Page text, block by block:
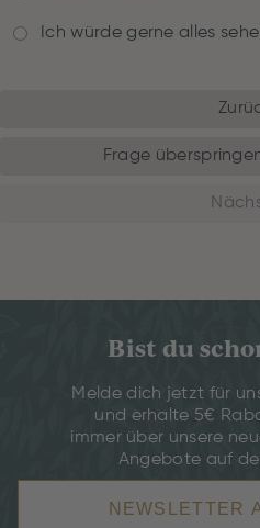
Ich würde gerne alles
Frage
Bist du
Melde dich jetzt für
und erhalte 5€
immer über unsere
Angebote auf
NEWSLETTER